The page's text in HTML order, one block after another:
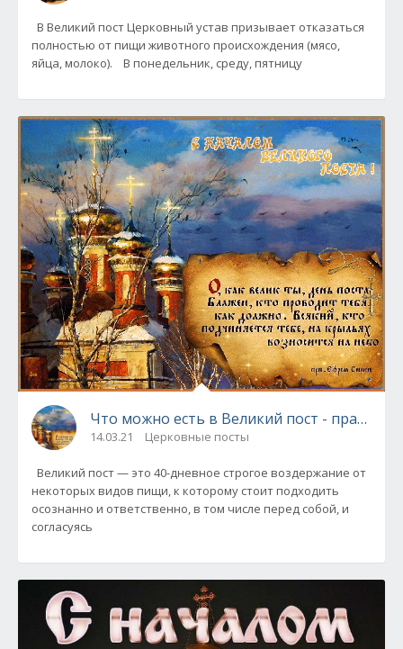
В Великий пост Церковный устав призывает отказаться
полностью от пищи животного происхождения (мясо,
яйца, молоко). В понедельник, среду, пятницу
Что можно есть в Великий пост - правила
14.03.21 Церковные посты
Великий пост — это 40-дневное строгое воздержание от
некоторых видов пищи, к которому стоит подходить
осознанно и ответственно, в том числе перед собой, и
согласуясь